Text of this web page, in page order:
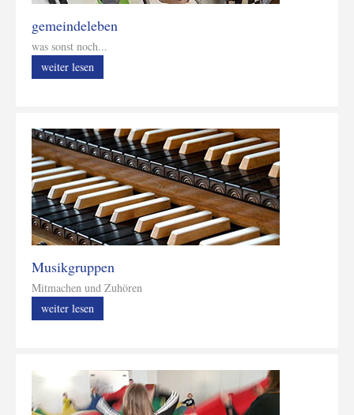
gemeindeleben
was sonst noch...
weiter lesen
Musikgruppen
Mitmachen und Zuhören
weiter lesen